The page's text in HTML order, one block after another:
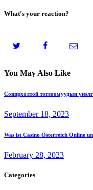
What's your reaction?
You May Also Like
Сонирхолтой тоглоомуудын
September 18, 2023
Was ist Сasino Österreich Online
February 28, 2023
Categories